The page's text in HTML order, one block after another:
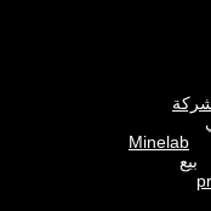
Minelab
بيع